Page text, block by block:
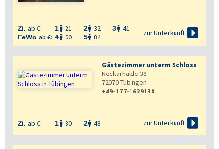
Zi. ab €: 1 21 2 32 3 41
FeWo ab €: 4 60 5 84
zur Unterkunft 
Gästezimmer unterm Schloss
Neckarhalde 38
72070Tübingen
+49-177-1629138
Zi. ab €: 1 30 2 48 zur Unterkunft 